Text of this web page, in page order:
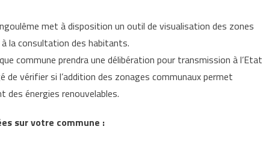
met à disposition un outil de visualisation des zones
la consultation des habitants.
commune prendra une délibération pour transmission à l’Etat
vérifier si l’addition des zonages communaux permet
des énergies renouvelables.
sur votre commune :